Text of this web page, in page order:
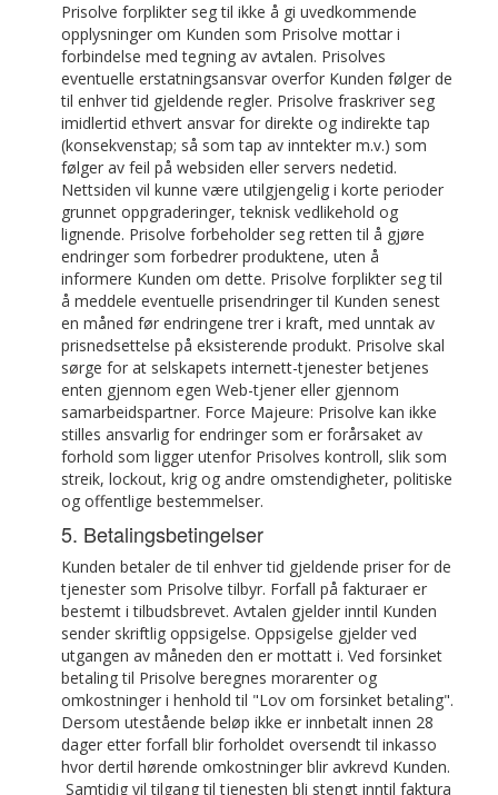
Prisolve forplikter seg til ikke å gi uvedkommende
opplysninger om Kunden som Prisolve mottar i
forbindelse med tegning av avtalen. Prisolves
eventuelle erstatningsansvar overfor Kunden følger de
til enhver tid gjeldende regler. Prisolve fraskriver seg
imidlertid ethvert ansvar for direkte og indirekte tap
(konsekvenstap; så som tap av inntekter m.v.) som
følger av feil på websiden eller servers nedetid.
Nettsiden vil kunne være utilgjengelig i korte perioder
grunnet oppgraderinger, teknisk vedlikehold og
lignende. Prisolve forbeholder seg retten til å gjøre
endringer som forbedrer produktene, uten å
informere Kunden om dette. Prisolve forplikter seg til
å meddele eventuelle prisendringer til Kunden senest
en måned før endringene trer i kraft, med unntak av
prisnedsettelse på eksisterende produkt. Prisolve skal
sørge for at selskapets internett-tjenester betjenes
enten gjennom egen Web-tjener eller gjennom
samarbeidspartner. Force Majeure: Prisolve kan ikke
stilles ansvarlig for endringer som er forårsaket av
forhold som ligger utenfor Prisolves kontroll, slik som
streik, lockout, krig og andre omstendigheter, politiske
og offentlige bestemmelser.
5. Betalingsbetingelser
Kunden betaler de til enhver tid gjeldende priser for de
tjenester som Prisolve tilbyr. Forfall på fakturaer er
bestemt i tilbudsbrevet. Avtalen gjelder inntil Kunden
sender skriftlig oppsigelse. Oppsigelse gjelder ved
utgangen av måneden den er mottatt i. Ved forsinket
betaling til Prisolve beregnes morarenter og
omkostninger i henhold til "Lov om forsinket betaling".
Dersom utestående beløp ikke er innbetalt innen 28
dager etter forfall blir forholdet oversendt til inkasso
hvor dertil hørende omkostninger blir avkrevd Kunden.
Samtidig vil tilgang til tjenesten bli stengt inntil faktura